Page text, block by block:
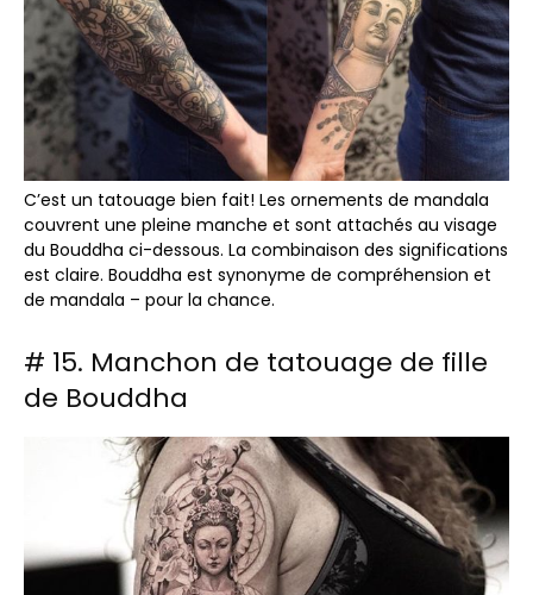
C’est un tatouage bien fait! Les ornements de mandala
couvrent une pleine manche et sont attachés au visage
du Bouddha ci-dessous. La combinaison des significations
est claire. Bouddha est synonyme de compréhension et
de mandala – pour la chance.
# 15. Manchon de tatouage de fille
de Bouddha